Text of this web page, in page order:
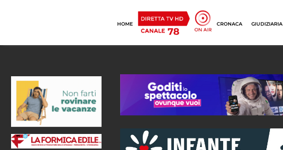
HOME CRONACA GIUDIZIARIA